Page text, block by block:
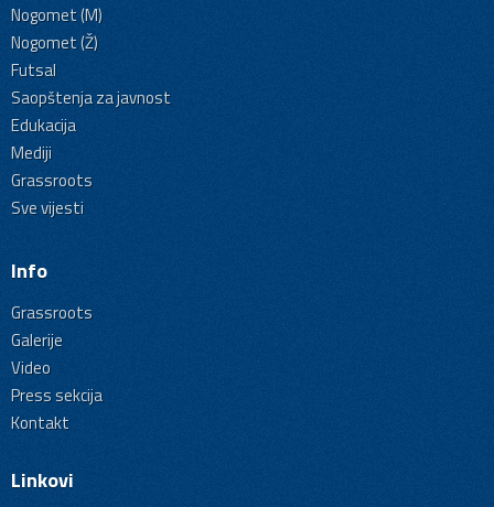
Nogomet (M)
Nogomet (Ž)
Futsal
Saopštenja za javnost
Edukacija
Mediji
Grassroots
Sve vijesti
Info
Grassroots
Galerije
Video
Press sekcija
Kontakt
Linkovi